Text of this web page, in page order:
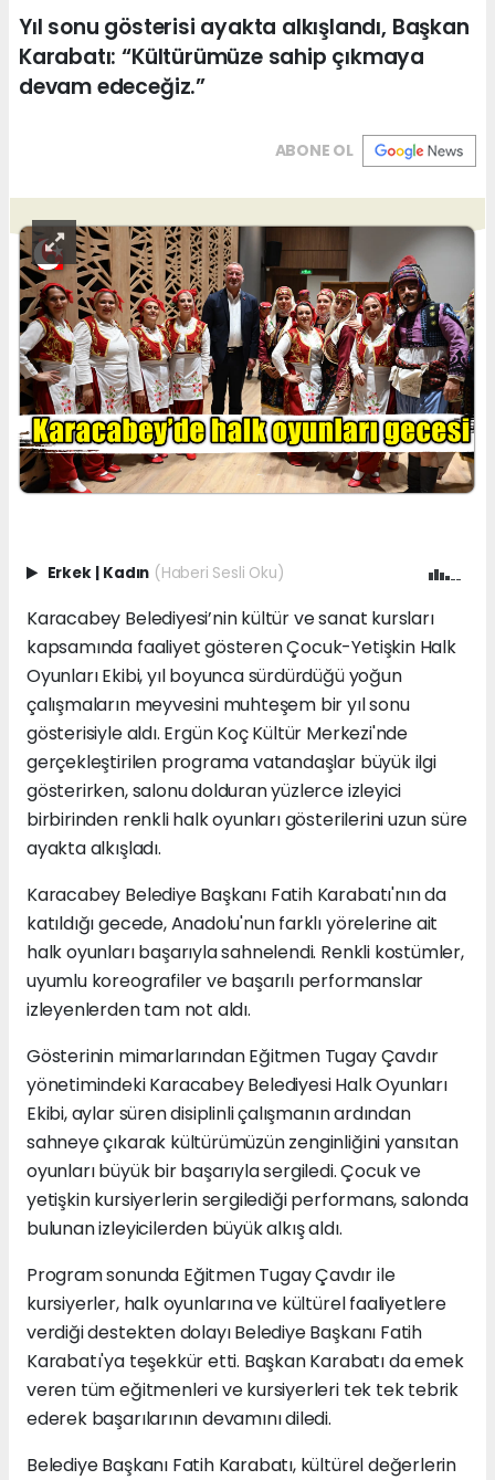
Yıl sonu gösterisi ayakta alkışlandı, Başkan
Karabatı: “Kültürümüze sahip çıkmaya
devam edeceğiz.”
ABONE OL
Erkek | Kadın (Haberi Sesli Oku)
Karacabey Belediyesi’nin kültür ve sanat kursları
kapsamında faaliyet gösteren Çocuk-Yetişkin Halk
Oyunları Ekibi, yıl boyunca sürdürdüğü yoğun
çalışmaların meyvesini muhteşem bir yıl sonu
gösterisiyle aldı. Ergün Koç Kültür Merkezi'nde
gerçekleştirilen programa vatandaşlar büyük ilgi
gösterirken, salonu dolduran yüzlerce izleyici
birbirinden renkli halk oyunları gösterilerini uzun süre
ayakta alkışladı.
Karacabey Belediye Başkanı Fatih Karabatı'nın da
katıldığı gecede, Anadolu'nun farklı yörelerine ait
halk oyunları başarıyla sahnelendi. Renkli kostümler,
uyumlu koreografiler ve başarılı performanslar
izleyenlerden tam not aldı.
Gösterinin mimarlarından Eğitmen Tugay Çavdır
yönetimindeki Karacabey Belediyesi Halk Oyunları
Ekibi, aylar süren disiplinli çalışmanın ardından
sahneye çıkarak kültürümüzün zenginliğini yansıtan
oyunları büyük bir başarıyla sergiledi. Çocuk ve
yetişkin kursiyerlerin sergilediği performans, salonda
bulunan izleyicilerden büyük alkış aldı.
Program sonunda Eğitmen Tugay Çavdır ile
kursiyerler, halk oyunlarına ve kültürel faaliyetlere
verdiği destekten dolayı Belediye Başkanı Fatih
Karabatı'ya teşekkür etti. Başkan Karabatı da emek
veren tüm eğitmenleri ve kursiyerleri tek tek tebrik
ederek başarılarının devamını diledi.
Belediye Başkanı Fatih Karabatı, kültürel değerlerin